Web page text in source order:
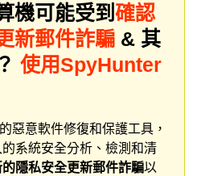
機可能受到 確認
新郵件詐騙 & 其
使用SpyHunter
惡意軟件修復和保護工具，
系統安全分析、檢測和清
隱私安全更新郵件詐騙以